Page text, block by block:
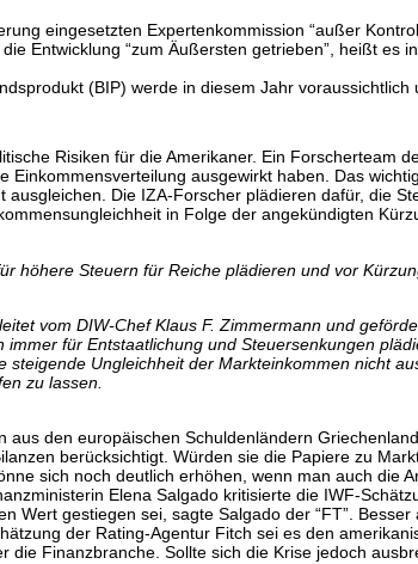
eingesetzten Expertenkommission “außer
Entwicklung “zum Äußersten getrieben”, heißt es
(BIP) werde in diesem Jahr
Risiken für die Amerikaner. Ein Forscherteam
ausgewirkt haben. Das
Die IZA-Forscher plädieren dafür, die
in Folge der angekündigten
höhere Steuern für Reiche plädieren und vor
vom DIW-Chef Klaus F. Zimmermann und
für Entstaatlichung und Steuersenkungen
Ungleichheit der Markteinkommen nicht
zu lassen.
den europäischen Schuldenländern
berücksichtigt. Würden sie die Papiere zu
sich noch deutlich erhöhen, wenn man auch die
Elena Salgado kritisierte die IWF-
gestiegen sei, sagte Salgado der “FT”.
der Rating-Agentur Fitch sei es den
Finanzbranche. Sollte sich die Krise jedoch